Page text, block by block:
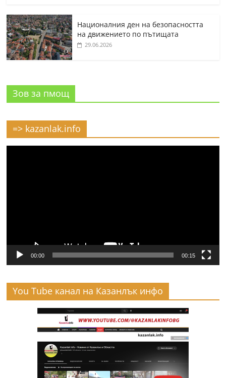
Националния ден на безопасността
на движението по пътищата
29.06.2026
Зов за пмощ
=> kazanlak.info
00:00 00:15
You Tube канал на Казанлък инфо